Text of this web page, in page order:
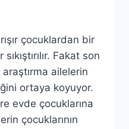
çocuklardan bir
Fakat son
ailelerin
ortaya koyuyor.
evde çocuklarına
çocuklarının